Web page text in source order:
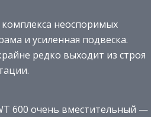
комплекса неоспоримых
и усиленная подвеска.
редко выходит из строя
600 очень вместительный —